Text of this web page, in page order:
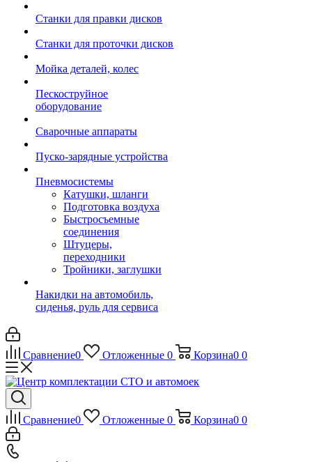
Станки для правки дисков
Станки для проточки дисков
Мойка деталей, колес
Пескоструйное
оборудование
Сварочные аппараты
Пуско-зарядные устройства
Пневмосистемы
Катушки, шланги
Подготовка воздуха
Быстросъемные
соединения
Штуцеры,
переходники
Тройники, заглушки
Накидки на автомобиль,
сиденья, руль для сервиса
Сравнение0 Отложенные 0 Корзина0 0
Сравнение0 Отложенные 0 Корзина0 0